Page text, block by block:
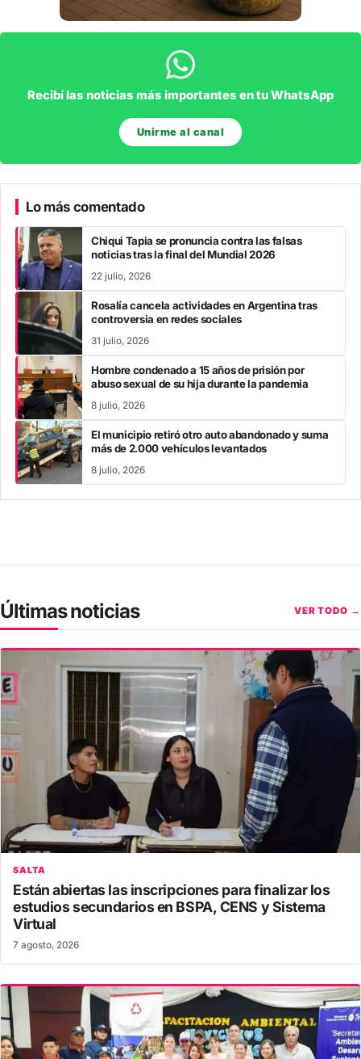
Recibí las noticias más importantes en tu WhatsApp
Unirme al canal
Lo más comentado
Chiqui Tapia se pronuncia contra las falsas
noticias tras la final del Mundial 2026
22 julio, 2026
Rosalía cancela actividades en Argentina tras
controversia en redes sociales
31 julio, 2026
Hombre condenado a 15 años de prisión por
abuso sexual de su hija durante la pandemia
8 julio, 2026
El municipio retiró otro auto abandonado y suma
más de 2.000 vehículos levantados
8 julio, 2026
Últimas noticias VER TODO →
SALTA
Están abiertas las inscripciones para finalizar los
estudios secundarios en BSPA, CENS y Sistema
Virtual
7 agosto, 2026